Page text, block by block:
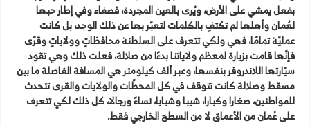
بفعل يمشي على الأرض، ويُرى بالعين المجردة، فصفاء وفي إطار حبها
لعُمان وأهلها لم تكتفِ بالكلمات لتعبّر بها عن ذلك الوجد، بل كانت
عمليّة تمامًا، فهي ولكي تتعرف على السلطنة محافظاتٍ وولاياتٍ وقرًى
فإنّها قامت بزيارة لمعظم ولاياتنا بدءًا من صلالة، فعلت ذلك وهي تقود
سيّارتها اللاندروفر بنفسها، وعبر ألف كيلومتر هي المسافة الفاصلة ما بين
مسقط وصلالة كانت تتوقف في كل المحطّات والولايات والقرى تتحدث
للمواطنين، صغارا وكبارا، شيبا وشبابا، نساءً ورجالا، كل ذلك لكي تتعرف
على عُمان من الأعماق لا من السطح الخارجي فقط.